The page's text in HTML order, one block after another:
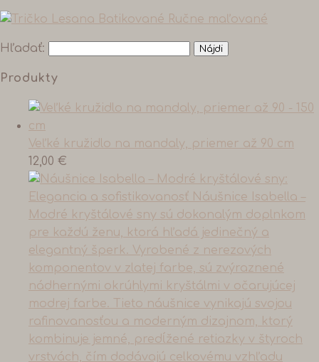
Hľadať:
Produkty
Veľké kružidlo na mandaly, priemer až 90 cm
12,00 €